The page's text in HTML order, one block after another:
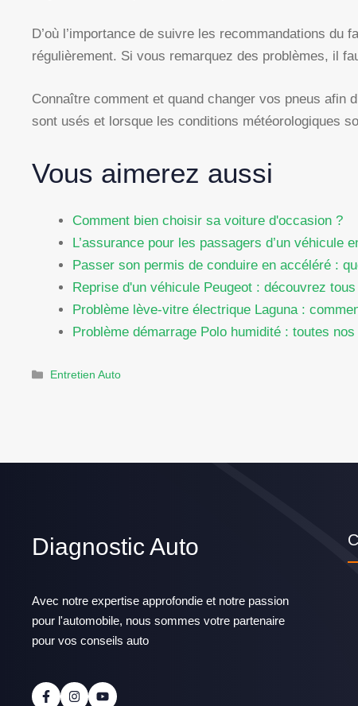
D’où l’importance de suivre les recommandations
régulièrement. Si vous remarquez des problèmes, il
Connaître comment et quand changer vos pneus afin
sont usés et lorsque les conditions météorologiques
Vous aimerez aussi
Comment bien choisir sa voiture d'occasion ?
L’assurance pour les passagers d’un véhicule
Passer son permis de conduire en accéléré :
Reprise d'un véhicule Peugeot : découvrez
Problème lève-vitre électrique Laguna :
Problème démarrage Polo humidité : toutes
Catégories
Entretien Auto
Diagnostic Auto
Avec notre expertise approfondie et notre passion
pour l'automobile, nous sommes votre partenaire
pour vos conseils auto